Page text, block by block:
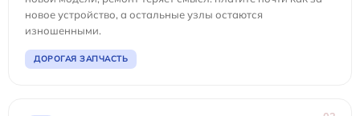
новое устройство, а остальные узлы остаются
изношенными.
ДОРОГАЯ ЗАПЧАСТЬ